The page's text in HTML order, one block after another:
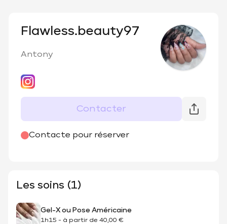
Flawless.beauty97
Antony
Contacter
Contacte pour réserver
@flawless.beauty97
Les soins (1)
Gel-X ou Pose Américaine
1h15 - à partir de 40,00 €